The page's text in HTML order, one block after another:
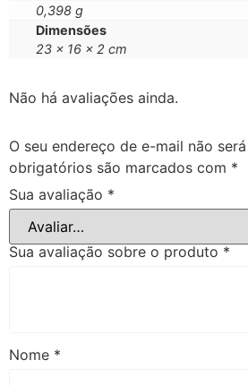
0,398 g
Dimensões
23 × 16 × 2 cm
Não há avaliações ainda.
O seu endereço de e-mail não
obrigatórios são marcados com *
Sua avaliação *
Sua avaliação sobre o produto *
Nome *